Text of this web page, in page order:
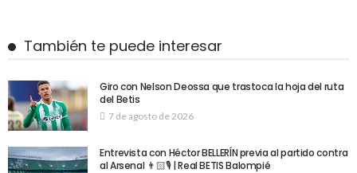
También te puede interesar
Giro con Nelson Deossa que trastoca la hoja del ruta
del Betis
7 de agosto de 2026
Entrevista con Héctor BELLERÍN previa al partido contra
al Arsenal 👨🏻🎙️ | Real BETIS Balompié